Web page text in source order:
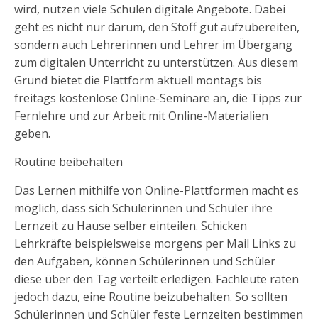
wird, nutzen viele Schulen digitale Angebote. Dabei
geht es nicht nur darum, den Stoff gut aufzubereiten,
sondern auch Lehrerinnen und Lehrer im Übergang
zum digitalen Unterricht zu unterstützen. Aus diesem
Grund bietet die Plattform aktuell montags bis
freitags kostenlose Online-Seminare an, die Tipps zur
Fernlehre und zur Arbeit mit Online-Materialien
geben.
Routine beibehalten
Das Lernen mithilfe von Online-Plattformen macht es
möglich, dass sich Schülerinnen und Schüler ihre
Lernzeit zu Hause selber einteilen. Schicken
Lehrkräfte beispielsweise morgens per Mail Links zu
den Aufgaben, können Schülerinnen und Schüler
diese über den Tag verteilt erledigen. Fachleute raten
jedoch dazu, eine Routine beizubehalten. So sollten
Schülerinnen und Schüler feste Lernzeiten bestimmen